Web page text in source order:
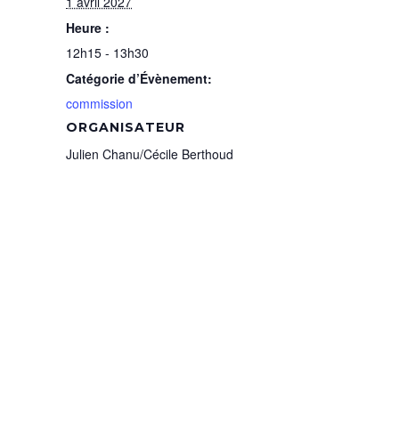
Heure :
12h15 - 13h30
Catégorie d’Évènement:
commission
ORGANISATEUR
Julien Chanu/Cécile Berthoud